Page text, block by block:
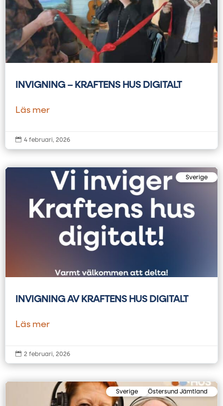
INVIGNING – KRAFTENS HUS DIGITALT
Läs mer
 4 februari, 2026
Sverige
INVIGNING AV KRAFTENS HUS DIGITALT
Läs mer
 2 februari, 2026
Östersund Jämtland
Sverige